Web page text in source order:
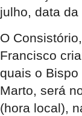
julho, data
O
Francisco
quais o Bispo
Marto, será
(hora local),